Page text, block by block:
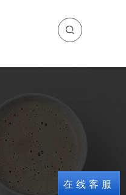
在线客服